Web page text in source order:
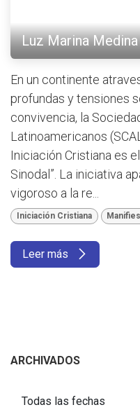
Luz Marina Medina
En un continente
profundas y tensiones
convivencia, la
Latinoamericanos
Iniciación Cristiana es
Sinodal”. La iniciativa
vigoroso a la re...
Iniciación Cristiana
Leer más
ARCHIVADOS